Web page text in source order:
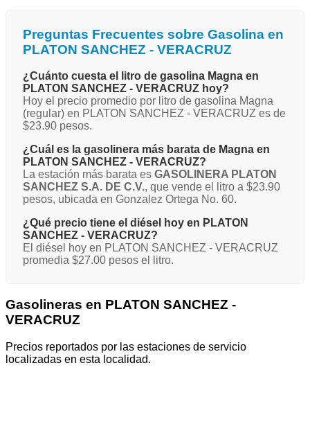
Preguntas Frecuentes sobre Gasolina en
PLATON SANCHEZ - VERACRUZ
¿Cuánto cuesta el litro de gasolina Magna en
PLATON SANCHEZ - VERACRUZ hoy?
Hoy el precio promedio por litro de gasolina Magna
(regular) en PLATON SANCHEZ - VERACRUZ es de
$23.90 pesos.
¿Cuál es la gasolinera más barata de Magna en
PLATON SANCHEZ - VERACRUZ?
La estación más barata es GASOLINERA PLATON
SANCHEZ S.A. DE C.V., que vende el litro a $23.90
pesos, ubicada en Gonzalez Ortega No. 60.
¿Qué precio tiene el diésel hoy en PLATON
SANCHEZ - VERACRUZ?
El diésel hoy en PLATON SANCHEZ - VERACRUZ
promedia $27.00 pesos el litro.
Gasolineras en PLATON SANCHEZ -
VERACRUZ
Precios reportados por las estaciones de servicio
localizadas en esta localidad.